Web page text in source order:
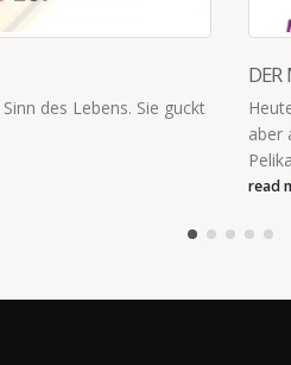
ANGEZOGEN
Kind angezogen. Vielleicht war es
2. Ein überforderter Clown 3. Ein
Darm Aber...